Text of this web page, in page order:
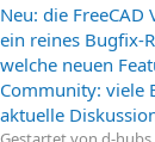
Neu: die FreeCAD
ein reines Bugfix-
welche neuen
Community: viele
aktuelle